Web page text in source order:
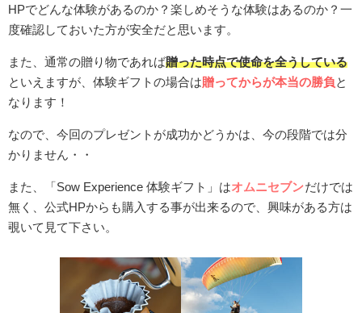
HPでどんな体験があるのか？楽しめそうな体験はあるのか？一
度確認しておいた方が安全だと思います。
また、通常の贈り物であれば贈った時点で使命を全うしている
といえますが、体験ギフトの場合は 贈ってからが本当の勝負 と
なります！
なので、今回のプレゼントが成功かどうかは、今の段階では分
かりません・・
また、「Sow Experience 体験ギフト」はオムニセブンだけでは
無く、公式HPからも購入する事が出来るので、興味がある方は
覗いて見て下さい。